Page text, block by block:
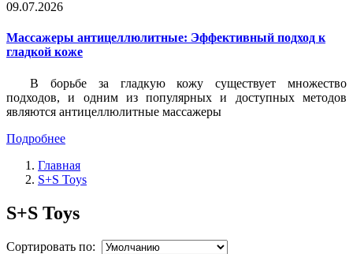
09.07.2026
Массажеры антицеллюлитные: Эффективный подход к
гладкой коже
В борьбе за гладкую кожу существует множество
подходов, и одним из популярных и доступных методов
являются антицеллюлитные массажеры
Подробнее
Главная
S+S Toys
S+S Toys
Сортировать по: